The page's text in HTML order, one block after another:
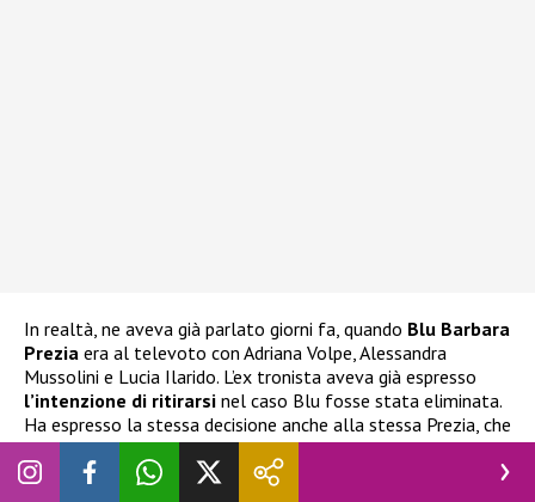
In realtà, ne aveva già parlato giorni fa, quando Blu Barbara
Prezia era al televoto con Adriana Volpe, Alessandra
Mussolini e Lucia Ilarido. L’ex tronista aveva già espresso
l’intenzione di ritirarsi nel caso Blu fosse stata eliminata.
Ha espresso la stessa decisione anche alla stessa Prezia, che
ha cercato di dissuaderlo e di impedirgli di compiere scelte
istintive delle quali potrebbe pentirsi.